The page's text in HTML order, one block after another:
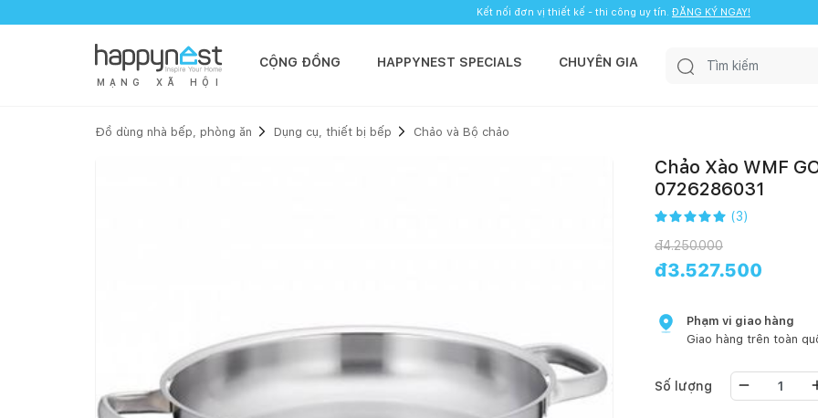
Kết nối đơn vị thiết kế - thi công uy tín. ĐĂNG KÝ NGAY!
M Ạ N G X Ã H Ộ I
CỘNG ĐỒNG HAPPYNEST SPECIALS CHUYÊN GIA
Đồ dùng nhà bếp, phòng ăn Dụng cụ, thiết bị bếp Chảo và Bộ chảo
Chảo Xào WMF
0726286031
(3)
đ4.250.000
đ3.527.500
Phạm vi giao hàng
Giao hàng trên toàn
Số lượng